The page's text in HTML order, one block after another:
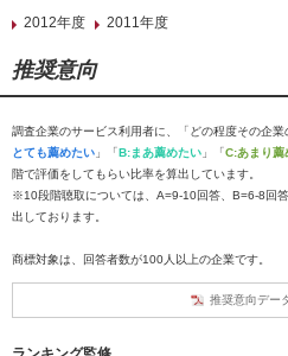
2012年度
2011年度
推奨意向
調査企業のサービス利用者に、「どの程度その企
とても薦めたい 」「B:まあ薦めたい 」「C:あまり薦
階で評価をしてもらい比率を算出しています。
※10段階聴取については、A=9-10回答、B=6-8回
出しております。
商標対象は、回答者数が100人以上の企業です。
推奨意向デー